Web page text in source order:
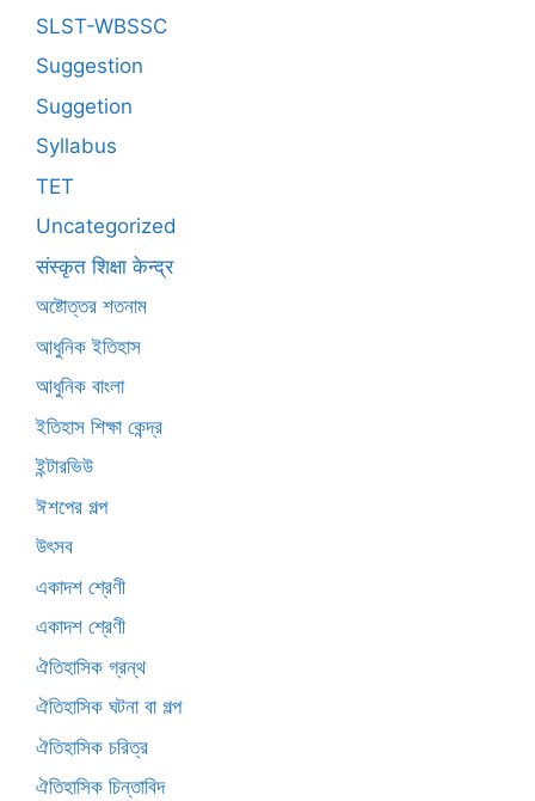
SLST-WBSSC
Suggestion
Suggetion
Syllabus
TET
Uncategorized
संस्कृत शिक्षा केन्द्र
অষ্টোত্তর শতনাম
আধুনিক ইতিহাস
আধুনিক বাংলা
ইতিহাস শিক্ষা কেন্দ্র
ইন্টারভিউ
ঈশপের গল্প
উৎসব
একাদশ শ্রেণী
একাদশ শ্রেণী
ঐতিহাসিক গ্রন্থ
ঐতিহাসিক ঘটনা বা গল্প
ঐতিহাসিক চরিত্র
ঐতিহাসিক চিন্তাবিদ